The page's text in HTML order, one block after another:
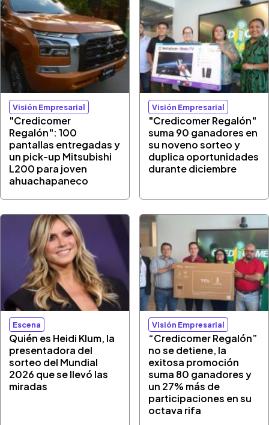
Visión Empresarial
"Credicomer
Regalón": 100
pantallas entregadas y
un pick-up Mitsubishi
L200 para joven
ahuachapaneco
Visión Empresarial
"Credicomer Regalón"
suma 90 ganadores en
su noveno sorteo y
duplica oportunidades
durante diciembre
Escena
Quién es Heidi Klum, la
presentadora del
sorteo del Mundial
2026 que se llevó las
miradas
Visión Empresarial
“Credicomer Regalón”
no se detiene, la
exitosa promoción
suma 80 ganadores y
un 27% más de
participaciones en su
octava rifa